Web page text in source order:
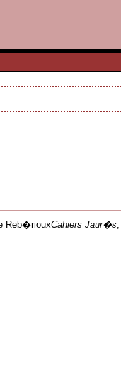
Reb�riouxCahiers Jaur�s